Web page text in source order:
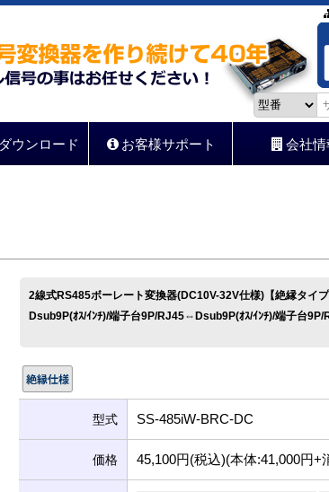
ウンロード お客様サポート 会社情
2線式RS485ボーレート変換器(DC10V-32V仕様)【絶縁タイプ
Dsub9P(ｵｽ/ｲﾝﾁ)/端子台9P/RJ45⇔Dsub9P(ｵｽ/ｲﾝﾁ)/端子台9P/
型式 SS-485iW-BRC-DC
価格 45,100円(税込)(本体:41,000円+